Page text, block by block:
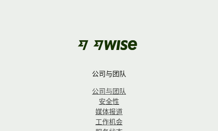
公司与团队
公司与团队
安全性
媒体报道
工作机会